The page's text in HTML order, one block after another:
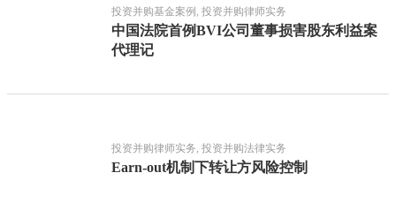
投资并购基金案例, 投资并购律师实务
中国法院首例BVI公司董事损害股东利益案
代理记
投资并购律师实务, 投资并购法律实务
Earn-out机制下转让方风险控制